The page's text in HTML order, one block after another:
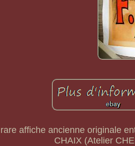
affiche ancienne originale
CHAIX (Atelier